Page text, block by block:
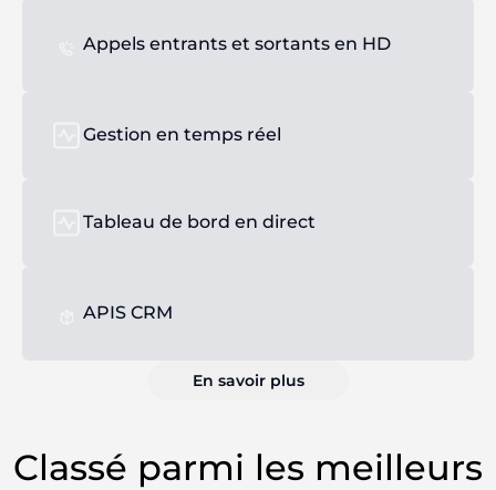
Appels entrants et sortants en HD
Gestion en temps réel
Tableau de bord en direct
APIS CRM
En savoir plus
Classé parmi les meilleurs